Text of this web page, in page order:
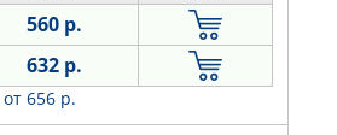
560 р.
632 р.
от 656 р.